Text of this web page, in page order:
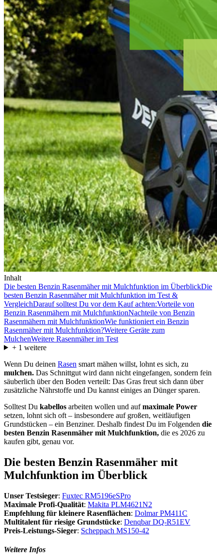
Inhalt
Die besten Benzin Rasenmäher mit Mulchfunktion im ÜberblickDie
besten Benzin Rasenmäher mit Mulchfunktion im Test &
VergleichDarauf solltest Du vor dem Kauf achten:Vorteile von
Benzin Rasenmähern mit MulchfunktionNachteile von Benzin
Rasenmähern mit MulchfunktionWie funktioniert ein Benzin
Rasenmäher mit Mulchfunktion?Weitere Geräte zum
MulchenWeitere Rasenmäher im Test
+ 1 weitere
Wenn Du deinen Rasen smart mähen willst, lohnt es sich, zu
mulchen. Das Schnittgut wird dann nicht eingefangen, sondern fein
säuberlich über den Boden verteilt: Das Gras freut sich dann über
zusätzliche Nährstoffe und Du kannst einiges an Dünger sparen.
Solltest Du kabellos arbeiten wollen und aufmaximale Power
setzen, lohnt sich oft – insbesondere auf großen, weitläufigen
Grundstücken – ein Benziner. Deshalb findest Du im Folgenden die
besten Benzin Rasenmäher mit Mulchfunktion, die es 2026 zu
kaufen gibt, genau vor.
Die besten Benzin Rasenmäher mit
Mulchfunktion im Überblick
Unser Testsieger: Fuxtec RM5196eSPro
Maximale Profi-Qualität: Makita PLM4621N2
Empfehlung für kleinere Rasenflächen: Dolmar PM411C
Multitalent für riesige Grundstücke: Denqbar DQ-R51EV
Preis-Leistungs-Sieger: Scheppach MS150-42
Weitere Infos